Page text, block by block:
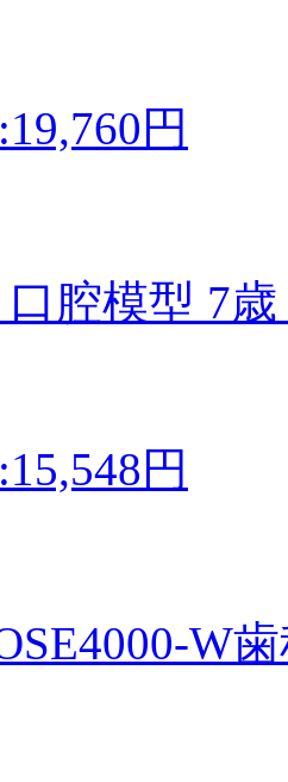
円
腔模型 7
円
W